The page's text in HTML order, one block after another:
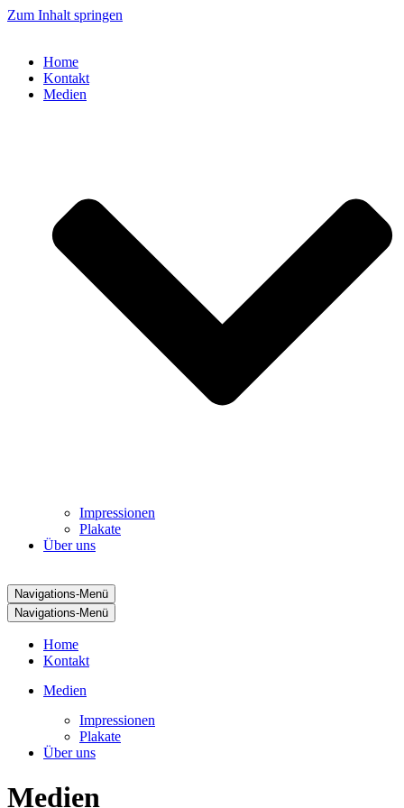
Zum Inhalt springen
Home
Kontakt
Medien
Impressionen
Plakate
Über uns
Navigations-Menü
Navigations-Menü
Home
Kontakt
Medien
Impressionen
Plakate
Über uns
Medien